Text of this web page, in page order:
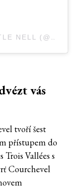
PŘÍSPĚVEK SDÍLENÝ THE LITTLE NELL (@THELITTLENELL)
vás
tvoří šest
přístupem do
Trois Vallées s
Courchevel